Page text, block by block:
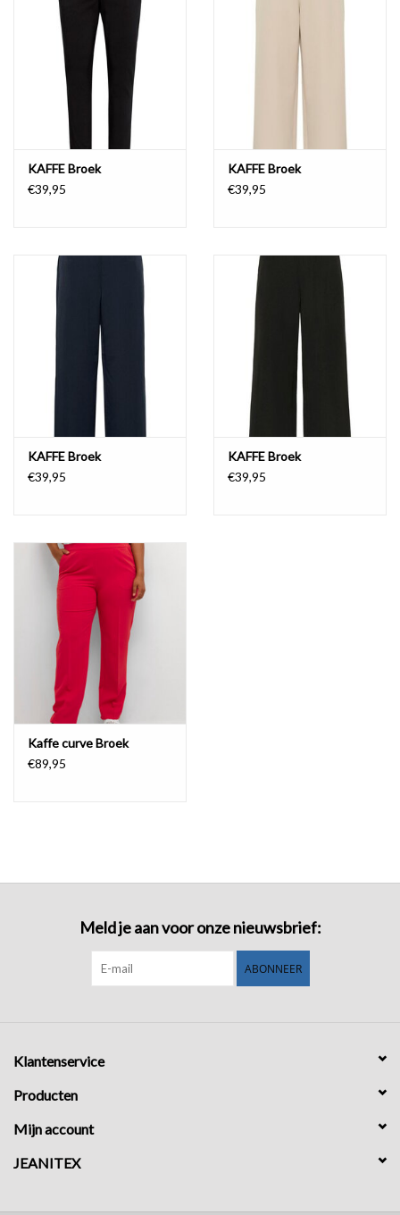
KAFFE Broek
€39,95
KAFFE Broek
€39,95
KAFFE Broek
€39,95
KAFFE Broek
€39,95
Kaffe curve Broek
€89,95
Meld je aan voor onze nieuwsbrief:
ABONNEER
Klantenservice
Producten
Mijn account
JEANITEX